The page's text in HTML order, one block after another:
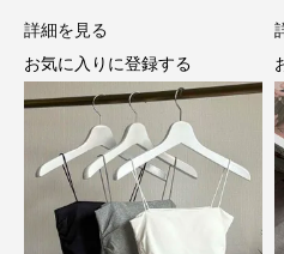
詳細を見る
お気に入りに登録する